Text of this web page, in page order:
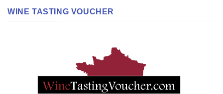
WINE TASTING VOUCHER